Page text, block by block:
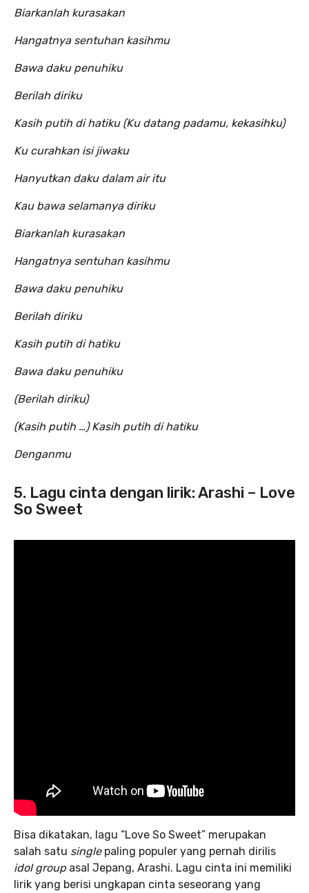
Biarkanlah kurasakan
Hangatnya sentuhan kasihmu
Bawa daku penuhiku
Berilah diriku
Kasih putih di hatiku (Ku datang padamu, kekasihku)
Ku curahkan isi jiwaku
Hanyutkan daku dalam air itu
Kau bawa selamanya diriku
Biarkanlah kurasakan
Hangatnya sentuhan kasihmu
Bawa daku penuhiku
Berilah diriku
Kasih putih di hatiku
Bawa daku penuhiku
(Berilah diriku)
(Kasih putih …) Kasih putih di hatiku
Denganmu
5. Lagu cinta dengan lirik: Arashi – Love
So Sweet
Bisa dikatakan, lagu “Love So Sweet” merupakan
salah satu singlepaling populer yang pernah dirilis
idol group asal Jepang, Arashi. Lagu cinta ini memiliki
lirik yang berisi ungkapan cinta seseorang yang